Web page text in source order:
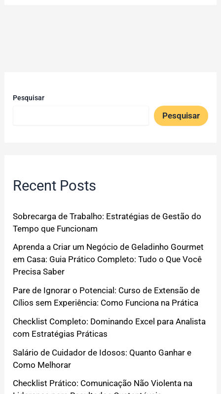
Pesquisar
Pesquisar
Recent Posts
Sobrecarga de Trabalho: Estratégias de Gestão do
Tempo que Funcionam
Aprenda a Criar um Negócio de Geladinho Gourmet
em Casa: Guia Prático Completo: Tudo o Que Você
Precisa Saber
Pare de Ignorar o Potencial: Curso de Extensão de
Cílios sem Experiência: Como Funciona na Prática
Checklist Completo: Dominando Excel para Analista
com Estratégias Práticas
Salário de Cuidador de Idosos: Quanto Ganhar e
Como Melhorar
Checklist Prático: Comunicação Não Violenta na